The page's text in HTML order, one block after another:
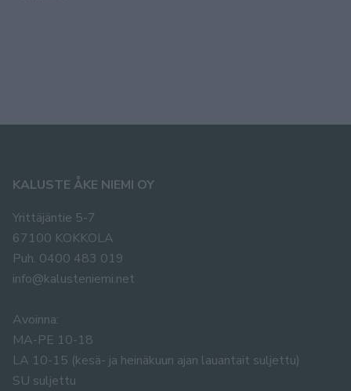
KALUSTE ÅKE NIEMI OY
Yrittäjäntie 5-7
67100 KOKKOLA
Puh. 0400 483 019
info@kalusteniemi.net
Avoinna:
MA-PE 10-18
LA 10-15 (kesä- ja heinäkuun ajan lauantait suljettu)
SU suljettu